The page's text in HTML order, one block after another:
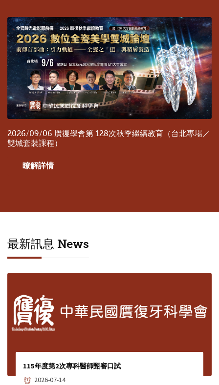
2026/09/06 贋復學會第 128次秋季繼續教育（台北專場／
雙城套裝課程）
瞭解詳情
最新訊息 News
115年度第2次專科醫師甄審口試
2026-07-14